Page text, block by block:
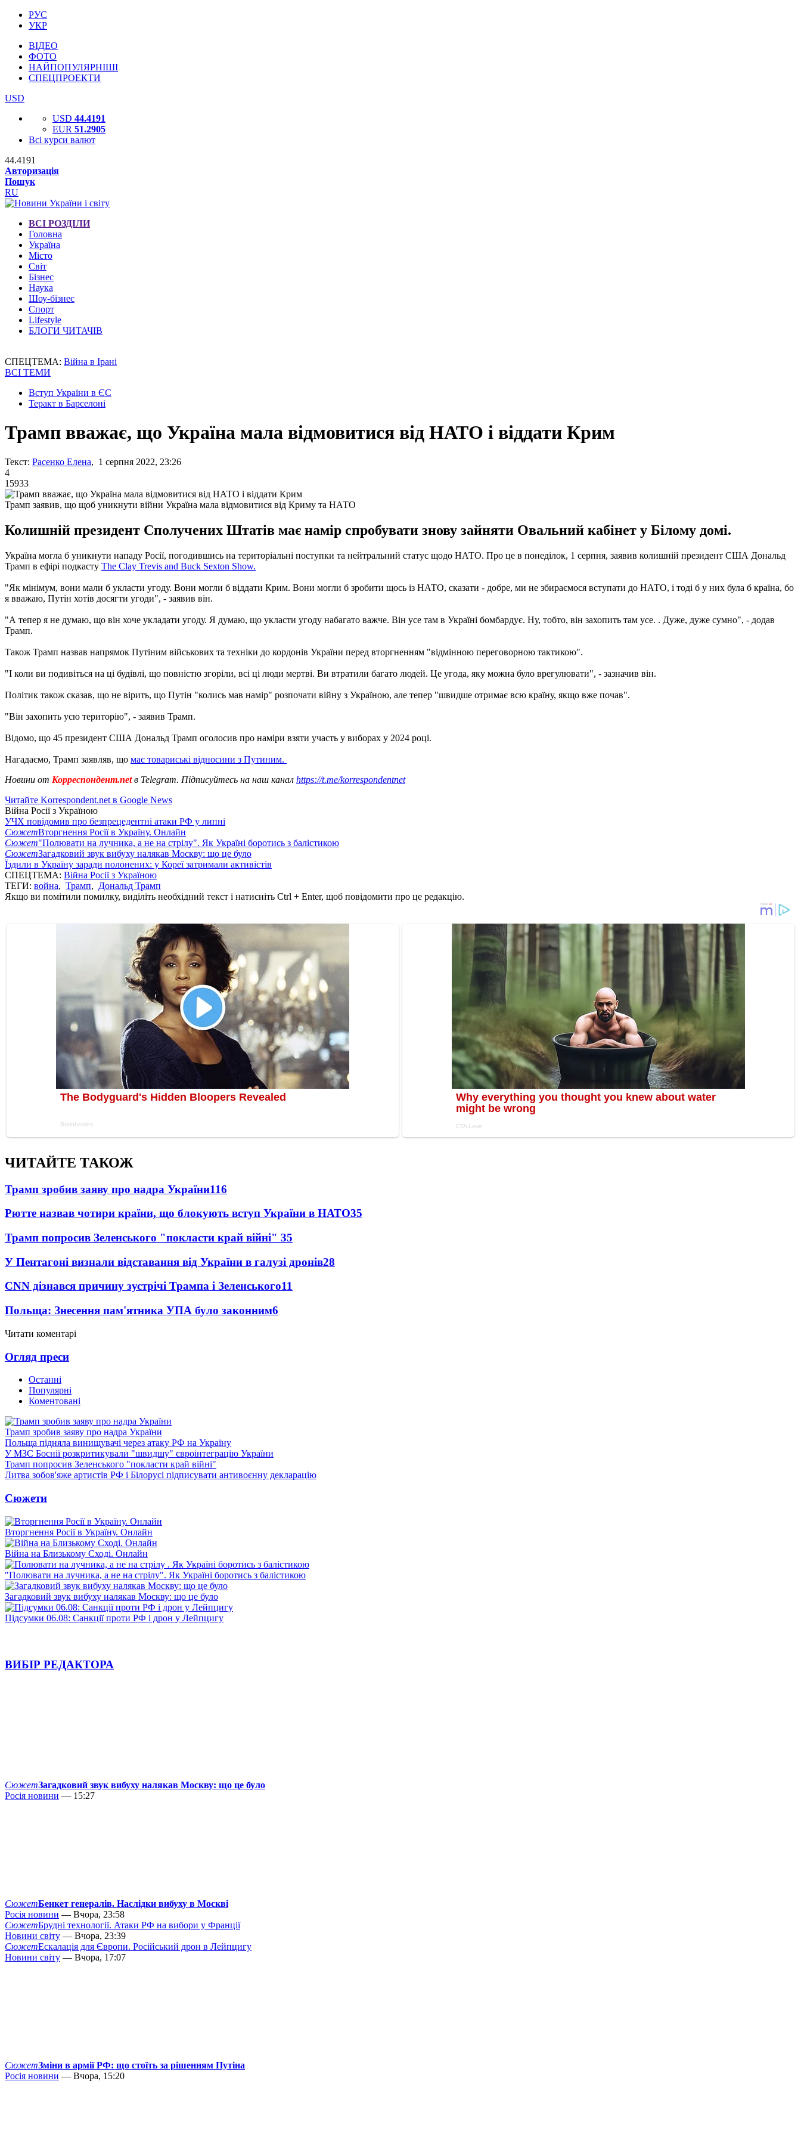
РУС
УКР
ВІДЕО
ФОТО
НАЙПОПУЛЯРНІШІ
СПЕЦПРОЕКТИ
USD
USD 44.4191
EUR 51.2905
Всі курси валют
44.4191
Авторизація
Пошук
RU
ВСІ РОЗДІЛИ
Головна
Україна
Місто
Світ
Бізнес
Наука
Шоу-бізнес
Спорт
Lifestyle
БЛОГИ ЧИТАЧІВ
СПЕЦТЕМА: Війна в Ірані
ВСІ ТЕМИ
Вступ України в ЄС
Теракт в Барселоні
Трамп вважає, що Україна мала відмовитися від НАТО і віддати Крим
Текст: Расенко Елена, 1 серпня 2022, 23:26
4
15933
Трамп заявив, що щоб уникнути війни Україна мала відмовитися від Криму та НАТО
Колишній президент Сполучених Штатів має намір спробувати знову зайняти Овальний кабінет у Білому домі.
Україна могла б уникнути нападу Росії, погодившись на територіальні поступки та нейтральний статус щодо НАТО. Про це в понеділок, 1 серпня, заявив колишній президент США Дональд
Трамп в ефірі подкасту The Clay Trevis and Buck Sexton Show.
"Як мінімум, вони мали б укласти угоду. Вони могли б віддати Крим. Вони могли б зробити щось із НАТО, сказати - добре, ми не збираємося вступати до НАТО, і тоді б у них була б країна, бо
я вважаю, Путін хотів досягти угоди", - заявив він.
"А тепер я не думаю, що він хоче укладати угоду. Я думаю, що укласти угоду набагато важче. Він усе там в Україні бомбардує. Ну, тобто, він захопить там усе. . Дуже, дуже сумно", - додав
Трамп.
Також Трамп назвав напрямок Путіним військових та техніки до кордонів України перед вторгненням "відмінною переговорною тактикою".
"І коли ви подивіться на ці будівлі, що повністю згоріли, всі ці люди мертві. Ви втратили багато людей. Це угода, яку можна було врегулювати", - зазначив він.
Політик також сказав, що не вірить, що Путін "колись мав намір" розпочати війну з Україною, але тепер "швидше отримає всю країну, якщо вже почав".
"Він захопить усю територію", - заявив Трамп.
Відомо, що 45 президент США Дональд Трамп оголосив про наміри взяти участь у виборах у 2024 році.
Нагадаємо, Трамп заявляв, що має товариські відносини з Путиним.
Новини от Корреспондент.netв Telegram. Підписуйтесь на наш канал https://t.me/korrespondentnet
Читайте Korrespondent.net в Google News
Війна Росії з Україною
УЧХ повідомив про безпрецедентні атаки РФ у липні
СюжетВторгнення Росії в Україну. Онлайн
Сюжет"Полювати на лучника, а не на стрілу". Як Україні боротись з балістикою
СюжетЗагадковий звук вибуху налякав Москву: що це було
Їздили в Україну заради полонених: у Кореї затримали активістів
СПЕЦТЕМА: Війна Росії з Україною
ТЕГИ: война, Трамп, Дональд Трамп
Якщо ви помітили помилку, виділіть необхідний текст і натисніть Ctrl + Enter, щоб повідомити про це редакцію.
ЧИТАЙТЕ ТАКОЖ
Трамп зробив заяву про надра України116
Рютте назвав чотири країни, що блокують вступ України в НАТО35
Трамп попросив Зеленського "покласти край війні" 35
У Пентагоні визнали відставання від України в галузі дронів28
CNN дізнався причину зустрічі Трампа і Зеленського11
Польща: Знесення пам'ятника УПА було законним6
Читати коментарі
Огляд преси
Останні
Популярні
Коментовані
Трамп зробив заяву про надра України
Польща підняла винищувачі через атаку РФ на Україну
У МЗС Боснії розкритикували "швидшу" євроінтеграцію України
Трамп попросив Зеленського "покласти край війні"
Литва зобов'яже артистів РФ і Білорусі підписувати антивоєнну декларацію
Сюжети
Вторгнення Росії в Україну. Онлайн
Війна на Близькому Сході. Онлайн
"Полювати на лучника, а не на стрілу". Як Україні боротись з балістикою
Загадковий звук вибуху налякав Москву: що це було
Підсумки 06.08: Санкції проти РФ і дрон у Лейпцигу
ВИБІР РЕДАКТОРА
СюжетЗагадковий звук вибуху налякав Москву: що це було
Росія новини — 15:27
СюжетБенкет генералів. Наслідки вибуху в Москві
Росія новини — Вчора, 23:58
СюжетБрудні технології. Атаки РФ на вибори у Франції
Новини світу — Вчора, 23:39
СюжетЕскалація для Європи. Російський дрон в Лейпцигу
Новини світу — Вчора, 17:07
СюжетЗміни в армії РФ: що стоїть за рішенням Путіна
Росія новини — Вчора, 15:20